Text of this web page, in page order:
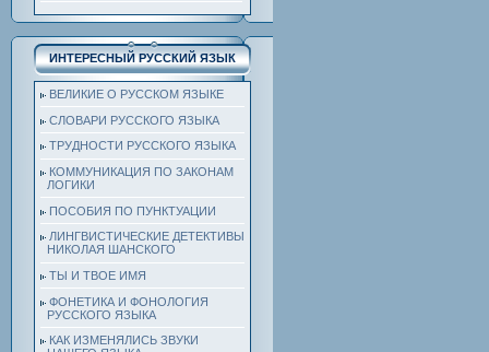
ИНТЕРЕСНЫЙ РУССКИЙ ЯЗЫК
ВЕЛИКИЕ О РУССКОМ ЯЗЫКЕ
СЛОВАРИ РУССКОГО ЯЗЫКА
ТРУДНОСТИ РУССКОГО ЯЗЫКА
КОММУНИКАЦИЯ ПО ЗАКОНАМ
ЛОГИКИ
ПОСОБИЯ ПО ПУНКТУАЦИИ
ЛИНГВИСТИЧЕСКИЕ ДЕТЕКТИВЫ
НИКОЛАЯ ШАНСКОГО
ТЫ И ТВОЕ ИМЯ
ФОНЕТИКА И ФОНОЛОГИЯ
РУССКОГО ЯЗЫКА
КАК ИЗМЕНЯЛИСЬ ЗВУКИ